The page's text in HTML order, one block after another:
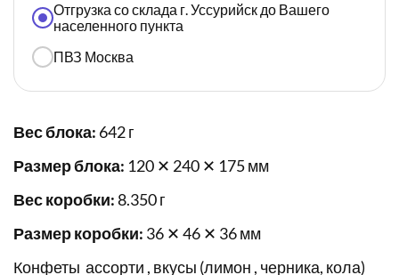
Отгрузка со склада г. Уссурийск до Вашего
населенного пункта
ПВЗ Москва
Вес блока: 642 г
Размер блока: 120 ✕ 240 ✕ 175 мм
Вес коробки:8.350 г
Размер коробки: 36 ✕ 46 ✕ 36 мм
Конфеты ассорти , вкусы (лимон , черника, кола)